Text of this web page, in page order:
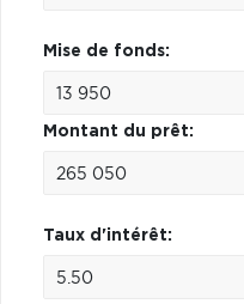
Mise de fonds:
Montant du prêt:
Taux d'intérêt: